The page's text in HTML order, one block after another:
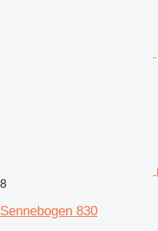
8
Sennebogen 830